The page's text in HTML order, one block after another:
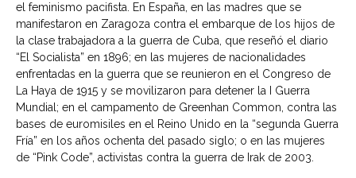
el feminismo pacifista. En España, en las madres que se
manifestaron en Zaragoza contra el embarque de los hijos de
la clase trabajadora a la guerra de Cuba, que reseñó el diario
“El Socialista” en 1896; en las mujeres de nacionalidades
enfrentadas en la guerra que se reunieron en el Congreso de
La Haya de 1915 y se movilizaron para detener la I Guerra
Mundial; en el campamento de Greenhan Common, contra las
bases de euromisiles en el Reino Unido en la “segunda Guerra
Fría” en los años ochenta del pasado siglo; o en las mujeres
de “Pink Code”, activistas contra la guerra de Irak de 2003.